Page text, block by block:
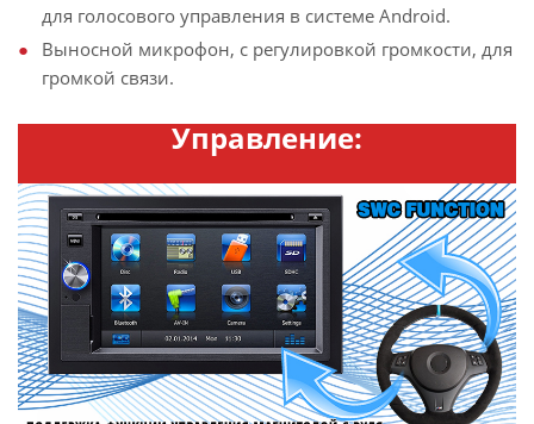
для голосового управления в системе Android.
Выносной микрофон, с регулировкой громкости, для
громкой связи.
Управление: